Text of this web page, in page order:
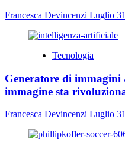
Francesca Devincenzi Luglio
Tecnologia
Generatore di immagini
immagine sta
Francesca Devincenzi Luglio